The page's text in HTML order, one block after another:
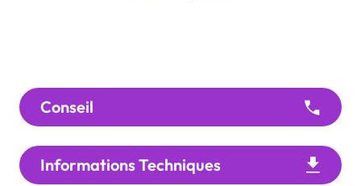
Conseil
Informations Techniques